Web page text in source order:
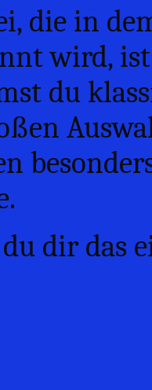
die in
wird,
du
dir das